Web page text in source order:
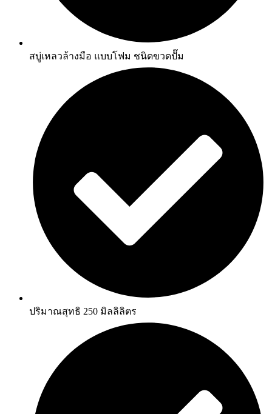
สบู่เหลวล้างมือ แบบโฟม ชนิดขวดปั๊ม
ปริมาณสุทธิ 250 มิลลิลิตร